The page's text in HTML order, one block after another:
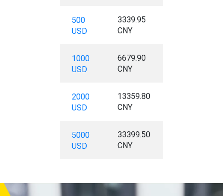
500
USD
3339.95
CNY
1000
USD
6679.90
CNY
2000
USD
13359.80
CNY
5000
USD
33399.50
CNY